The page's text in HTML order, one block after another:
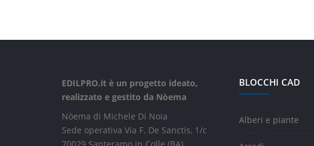
EDILPRO.it è un progetto ideato,
realizzato e gestito da Nòema
Nòema di Michele Di Noia
Sede operativa Via F. De Sanctis, 1/c
BLOCCHI CAD
Alberi e piante